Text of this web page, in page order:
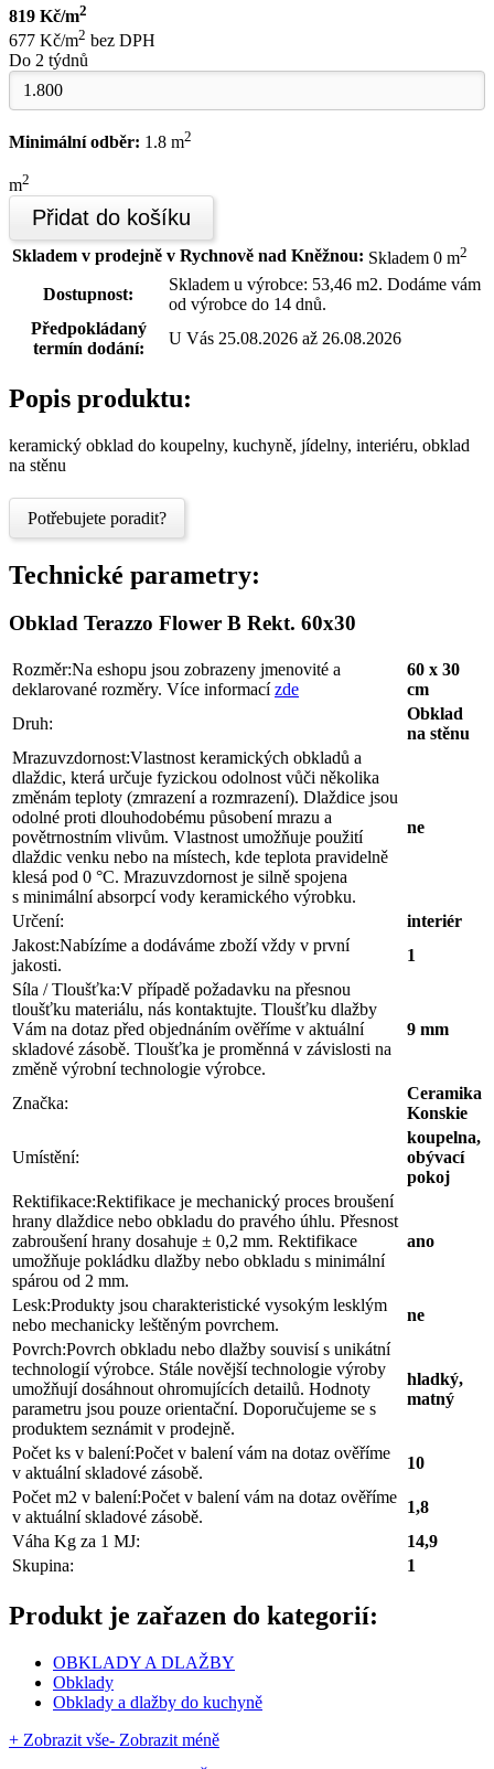
819 Kč/m2
677 Kč/m2 bez DPH
Do 2 týdnů
Minimální odběr: 1.8 m2
m2
Přidat do košíku
Skladem v prodejně v Rychnově nad Kněžnou: Skladem 0 m2
Dostupnost:
Skladem u výrobce: 53,46 m2. Dodáme vám
od výrobce do 14 dnů.
Předpokládaný
termín dodání:
U Vás 25.08.2026 až 26.08.2026
Popis produktu:
keramický obklad do koupelny, kuchyně, jídelny, interiéru, obklad
na stěnu
Potřebujete poradit?
Technické parametry:
Obklad Terazzo Flower B Rekt. 60x30
Rozměr:Na eshopu jsou zobrazeny jmenovité a
deklarované rozměry. Více informacízde
60 x 30
cm
Druh:
Obklad
na stěnu
Mrazuvzdornost:Vlastnost keramických obkladů a
dlaždic, která určuje fyzickou odolnost vůči několika
změnám teploty (zmrazení a rozmrazení). Dlaždice jsou
odolné proti dlouhodobému působení mrazu a
povětrnostním vlivům. Vlastnost umožňuje použití
dlaždic venku nebo na místech, kde teplota pravidelně
klesá pod 0 °C. Mrazuvzdornost je silně spojena
s minimální absorpcí vody keramického výrobku.
ne
Určení:
interiér
Jakost:Nabízíme a dodáváme zboží vždy v první
jakosti.
1
Síla / Tloušťka:V případě požadavku na přesnou
tloušťku materiálu, nás kontaktujte. Tloušťku dlažby
Vám na dotaz před objednáním ověříme v aktuální
skladové zásobě. Tloušťka je proměnná v závislosti na
změně výrobní technologie výrobce.
9 mm
Značka:
Ceramika
Konskie
Umístění:
koupelna,
obývací
pokoj
Rektifikace:Rektifikace je mechanický proces broušení
hrany dlaždice nebo obkladu do pravého úhlu. Přesnost
zabroušení hrany dosahuje ± 0,2 mm. Rektifikace
umožňuje pokládku dlažby nebo obkladu s minimální
spárou od 2 mm.
ano
Lesk:Produkty jsou charakteristické vysokým lesklým
nebo mechanicky leštěným povrchem.
ne
Povrch:Povrch obkladu nebo dlažby souvisí s unikátní
technologií výrobce. Stále novější technologie výroby
umožňují dosáhnout ohromujících detailů. Hodnoty
parametru jsou pouze orientační. Doporučujeme se s
produktem seznámit v prodejně.
hladký,
matný
Počet ks v balení:Počet v balení vám na dotaz ověříme
v aktuální skladové zásobě.
10
Počet m2 v balení:Počet v balení vám na dotaz ověříme
v aktuální skladové zásobě.
1,8
Váha Kg za 1 MJ:
14,9
Skupina:
1
Produkt je zařazen do kategorií:
OBKLADY A DLAŽBY
Obklady
Obklady a dlažby do kuchyně
+ Zobrazit vše- Zobrazit méně